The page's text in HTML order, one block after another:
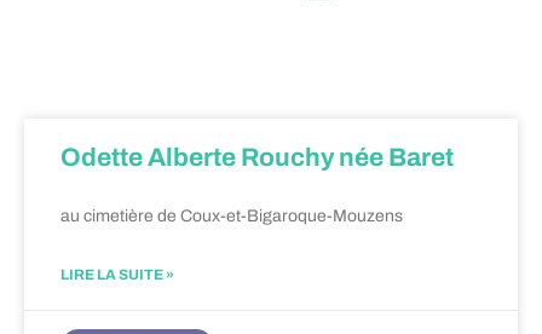
Odette Alberte Rouchy née Baret
au cimetière de Coux-et-Bigaroque-Mouzens
LIRE LA SUITE »